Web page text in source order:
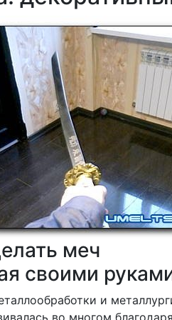
меч
своими
и
во многом благодаря